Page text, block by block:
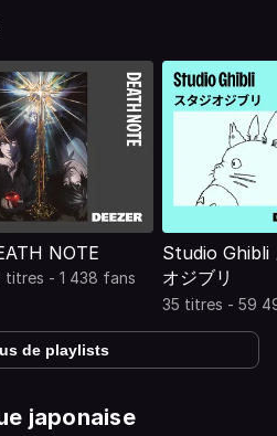
NOTE
titres - 1 438 fans
Studio Ghibli
オジブリ
35 titres - 59
de playlists
japonaise